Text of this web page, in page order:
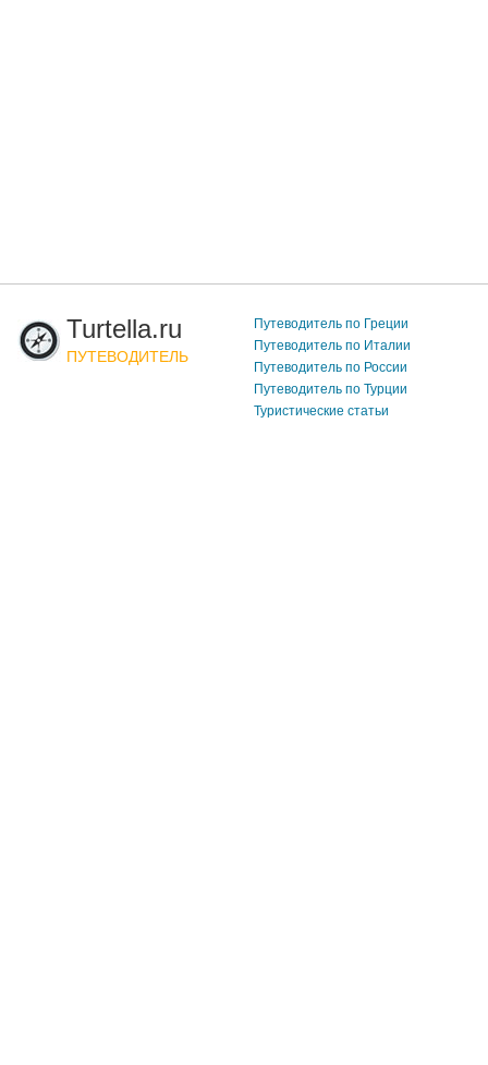
Turtella.ru
ПУТЕВОДИТЕЛЬ
Путеводитель по Греции
Путеводитель по Италии
Путеводитель по России
Путеводитель по Турции
Туристические статьи